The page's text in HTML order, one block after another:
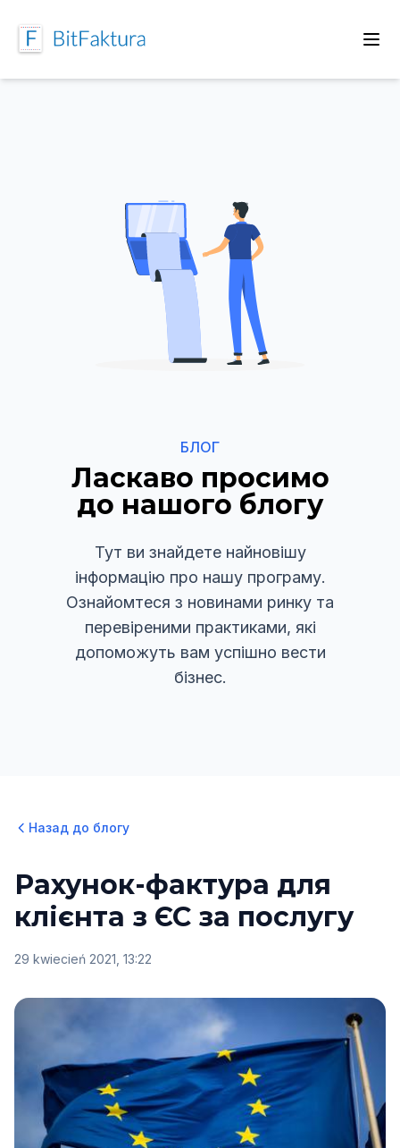
БЛОГ
Ласкаво просимо
до нашого блогу
Тут ви знайдете найновішу
інформацію про нашу програму.
Ознайомтеся з новинами ринку та
перевіреними практиками, які
допоможуть вам успішно вести
бізнес.
Назад до блогу
Рахунок-фактура для
клієнта з ЄС за послугу
29 kwiecień 2021, 13:22